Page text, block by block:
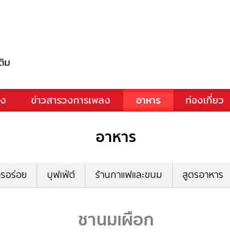
ม
ข่าวสารวงการเพลง อาหาร ท่องเที่ยว
อาหาร
อร่อย บุฟเฟ่ต์ ร้านกาแฟและขนม สูตรอาหาร
ชานมเผือก